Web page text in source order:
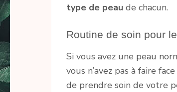
type de peau de chacun.
Routine de soin pour
Si vous avez une peau
vous n’avez pas à faire
de prendre soin de votre